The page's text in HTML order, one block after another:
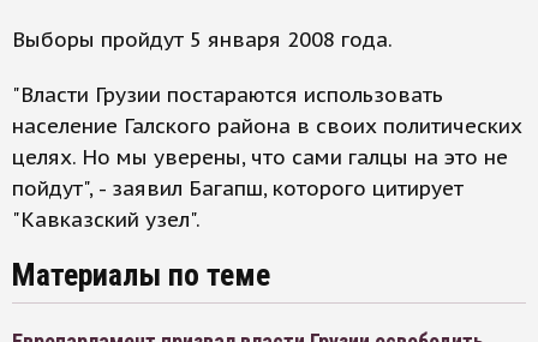
Выборы пройдут 5 января 2008 года.
"Власти Грузии постараются использовать
население Галского района в своих политических
целях. Но мы уверены, что сами галцы на это не
пойдут", - заявил Багапш, которого цитирует
"Кавказский узел".
Материалы по теме